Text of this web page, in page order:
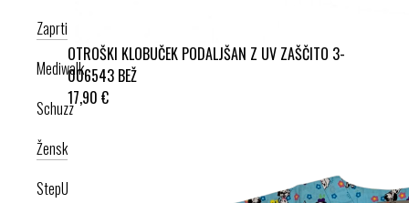
OTROŠKI KLOBUČEK PODALJŠAN Z UV ZAŠČITO 3-
006543 BEŽ
17,90 €
Zaprti modeli
Mediwalk
Schuzz
Ženska kolekcija
StepUp